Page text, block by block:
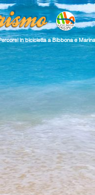
in bicicletta a Bibbona e